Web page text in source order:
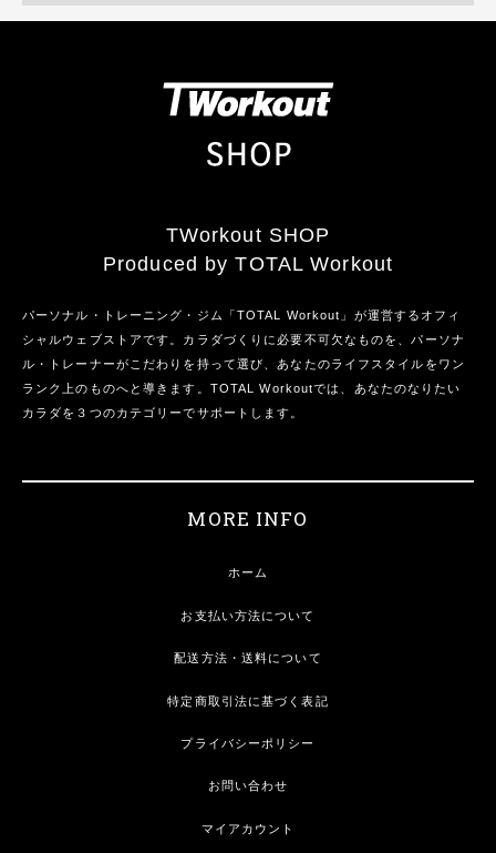
TWorkout SHOP
Produced by TOTAL Workout
パーソナル・トレーニング・ジム「TOTAL Workout」が運営するオフィ
シャルウェブストアです。カラダづくりに必要不可欠なものを、パーソナ
ル・トレーナーがこだわりを持って選び、あなたのライフスタイルをワン
ランク上のものへと導きます。TOTAL Workoutでは、あなたのなりたい
カラダを３つのカテゴリーでサポートします。
MORE INFO
ホーム
お支払い方法について
配送方法・送料について
特定商取引法に基づく表記
プライバシーポリシー
お問い合わせ
マイアカウント